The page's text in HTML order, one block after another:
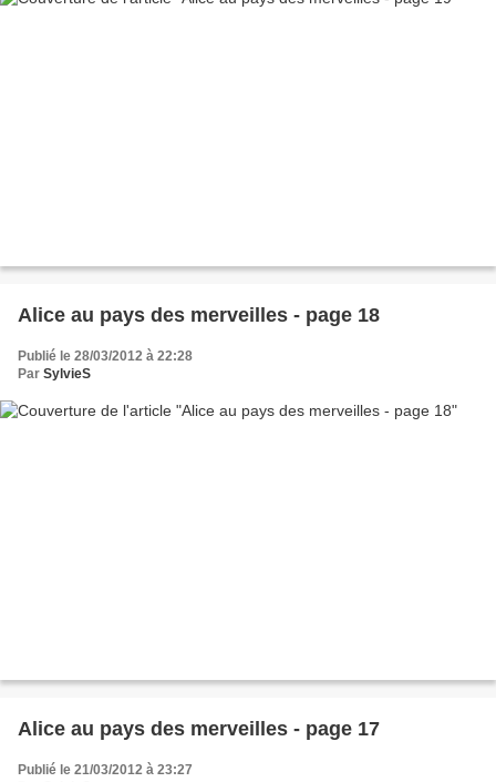
Alice au pays des merveilles - page 18
Publié le 28/03/2012 à 22:28
Par SylvieS
Alice au pays des merveilles - page 17
Publié le 21/03/2012 à 23:27